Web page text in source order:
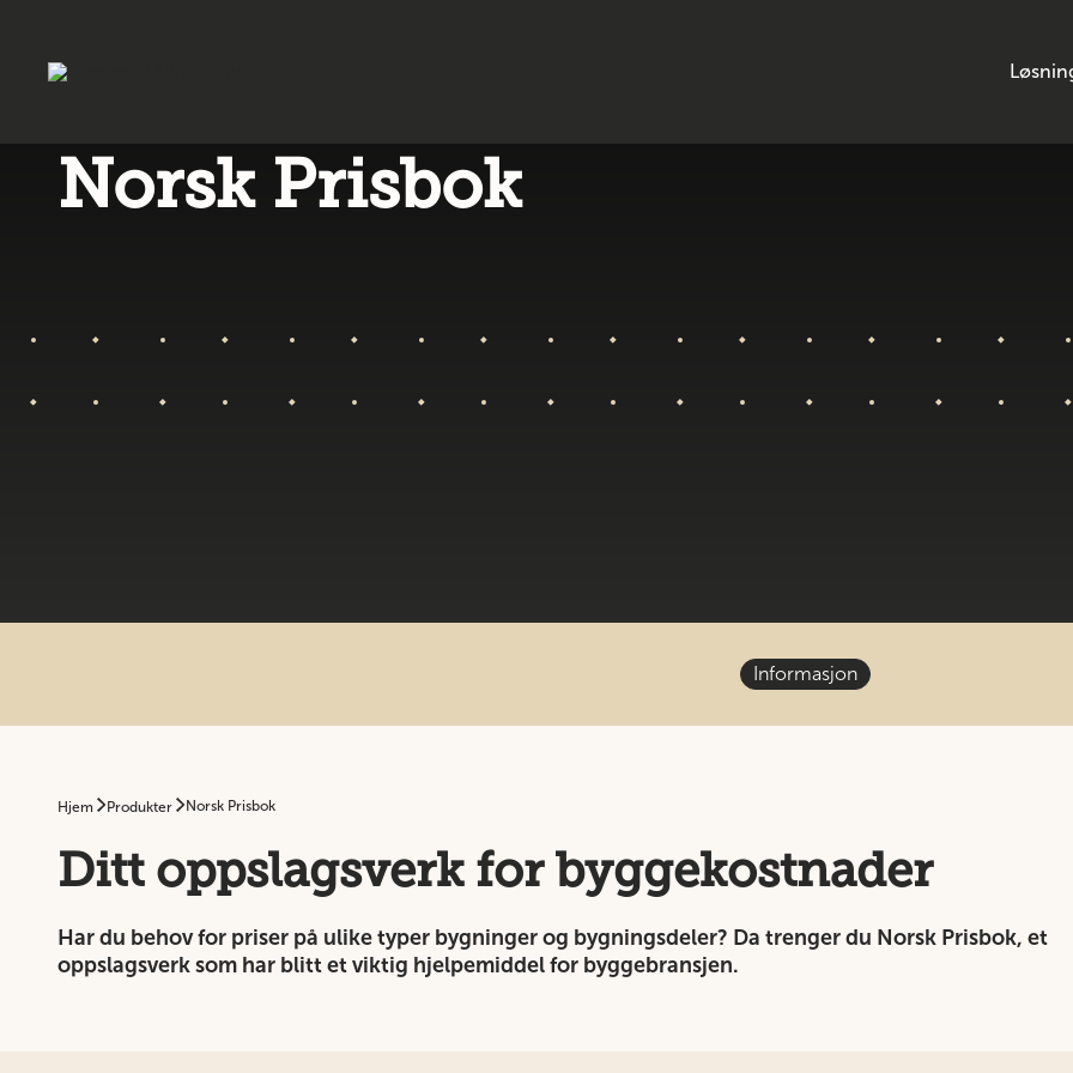
Norsk Prisbok
Informasjon
Hjem Produkter Norsk Prisbok
Ditt oppslagsverk for byggekostnader
Har du behov for priser på ulike typer bygninger og bygningsdeler? Da trenger du Norsk Prisbok, et
oppslagsverk som har blitt et viktig hjelpemiddel for byggebransjen.